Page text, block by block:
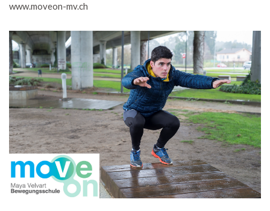
www.moveon-mv.ch